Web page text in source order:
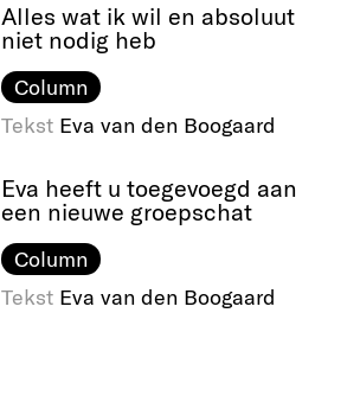
Alles wat ik wil en absoluut
niet nodig heb
Column
Tekst Eva van den Boogaard
Eva heeft u toegevoegd aan
een nieuwe groepschat
Column
Tekst Eva van den Boogaard